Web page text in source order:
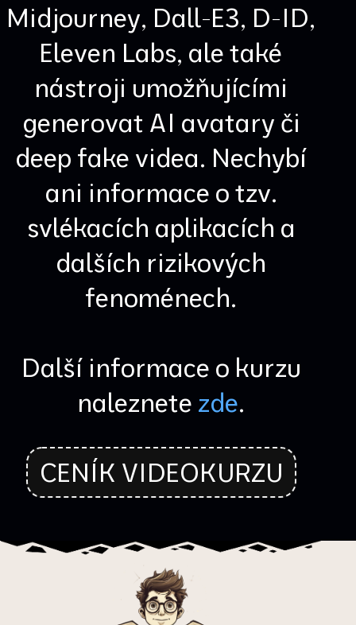
Midjourney, Dall-E3, D-ID,
Eleven Labs, ale také
nástroji umožňujícími
generovat AI avatary či
deep fake videa. Nechybí
ani informace o tzv.
svlékacích aplikacích a
dalších rizikových
fenoménech.
Další informace o kurzu
naleznete zde.
CENÍK VIDEOKURZU